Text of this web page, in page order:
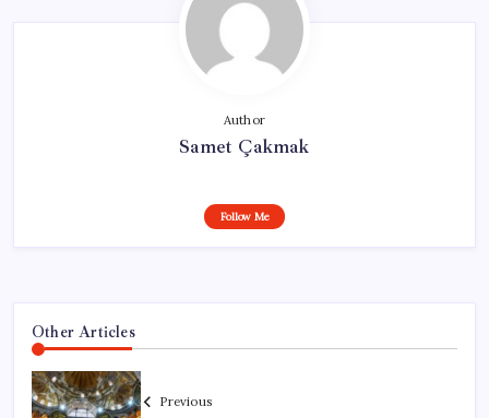
Author
Samet Çakmak
Follow Me
Other Articles
Previous